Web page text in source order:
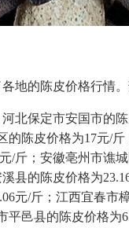
地的陈皮价格行情。
北保定市安国市的
的陈皮价格为17元/
/斤；安徽亳州市谯
县的陈皮价格为
元/斤；江西宜春市
平邑县的陈皮价格